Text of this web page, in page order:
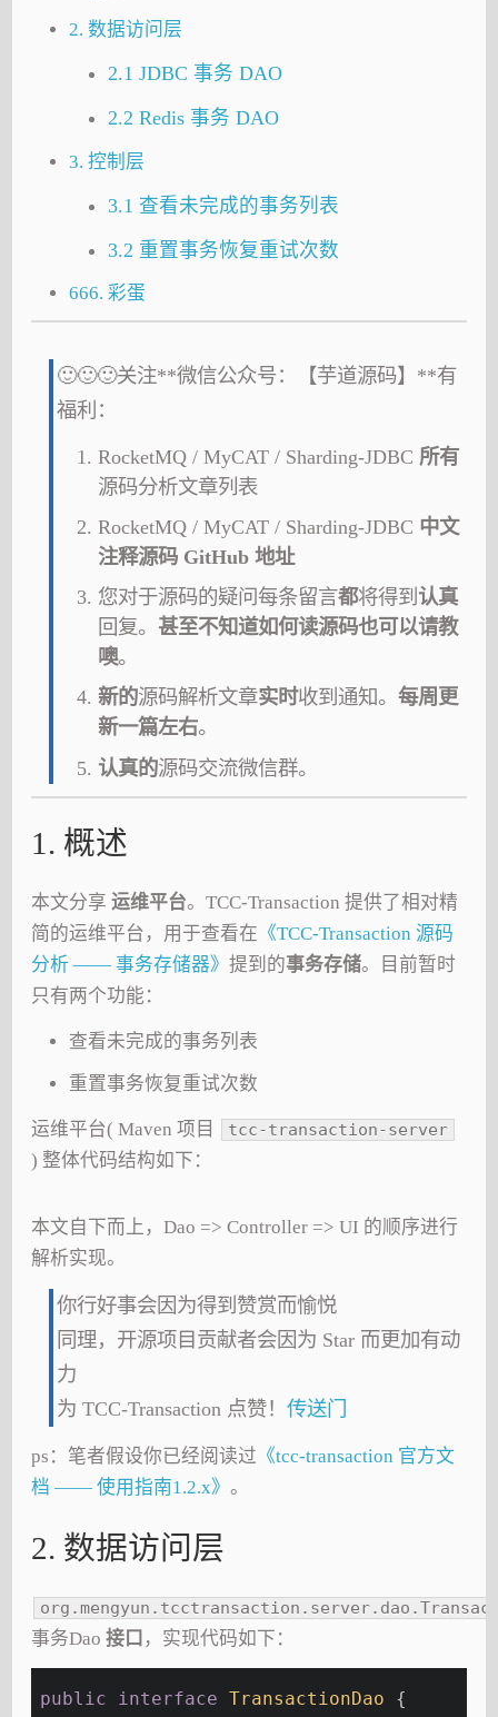
2. 数据访问层
2.1 JDBC 事务 DAO
2.2 Redis 事务 DAO
3. 控制层
3.1 查看未完成的事务列表
3.2 重置事务恢复重试次数
666. 彩蛋
🙂🙂🙂关注**微信公众号：【芋道源码】**有
福利：
RocketMQ / MyCAT / Sharding-JDBC 所有
源码分析文章列表
RocketMQ / MyCAT / Sharding-JDBC 中文
注释源码 GitHub 地址
您对于源码的疑问每条留言都将得到 认真
回复。 甚至不知道如何读源码也可以请教
噢。
新的源码解析文章实时收到通知。每周更
新一篇左右。
认真的源码交流微信群。
1. 概述
本文分享运维平台。TCC-Transaction 提供了相对精
简的运维平台，用于查看在 《TCC-Transaction 源码
分析 —— 事务存储器》提到的事务存储。目前暂时
只有两个功能：
查看未完成的事务列表
重置事务恢复重试次数
运维平台( Maven 项目 tcc-transaction-server
) 整体代码结构如下：
本文自下而上，Dao => Controller => UI 的顺序进行
解析实现。
你行好事会因为得到赞赏而愉悦
同理，开源项目贡献者会因为 Star 而更加有动
力
为 TCC-Transaction 点赞！传送门
ps：笔者假设你已经阅读过 《tcc-transaction 官方文
档 —— 使用指南1.2.x》。
2. 数据访问层
事务Dao接口 ，实现代码如下：
public interface TransactionDao {